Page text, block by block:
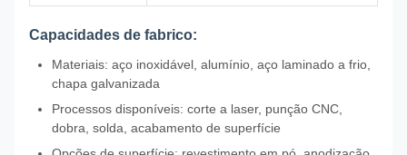
Capacidades de fabrico:
Materiais: aço inoxidável, alumínio, aço laminado a frio,
chapa galvanizada
Processos disponíveis: corte a laser, punção CNC,
dobra, solda, acabamento de superfície